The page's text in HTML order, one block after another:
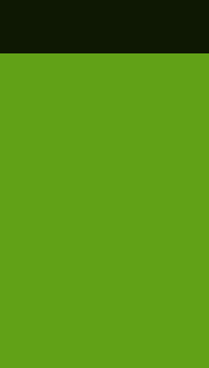
y.ru